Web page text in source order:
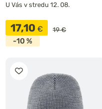
U Vás v stredu 12. 08.
17,10 € 19 €
-10 %